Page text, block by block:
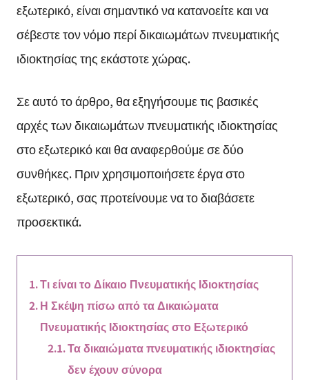
εξωτερικό, είναι σημαντικό να κατανοείτε και να
σέβεστε τον νόμο περί δικαιωμάτων πνευματικής
ιδιοκτησίας της εκάστοτε χώρας.
Σε αυτό το άρθρο, θα εξηγήσουμε τις βασικές
αρχές των δικαιωμάτων πνευματικής ιδιοκτησίας
στο εξωτερικό και θα αναφερθούμε σε δύο
συνθήκες. Πριν χρησιμοποιήσετε έργα στο
εξωτερικό, σας προτείνουμε να το διαβάσετε
προσεκτικά.
Τι είναι το Δίκαιο Πνευματικής Ιδιοκτησίας
Η Σκέψη πίσω από τα Δικαιώματα
Πνευματικής Ιδιοκτησίας στο Εξωτερικό
Τα δικαιώματα πνευματικής ιδιοκτησίας
δεν έχουν σύνορα